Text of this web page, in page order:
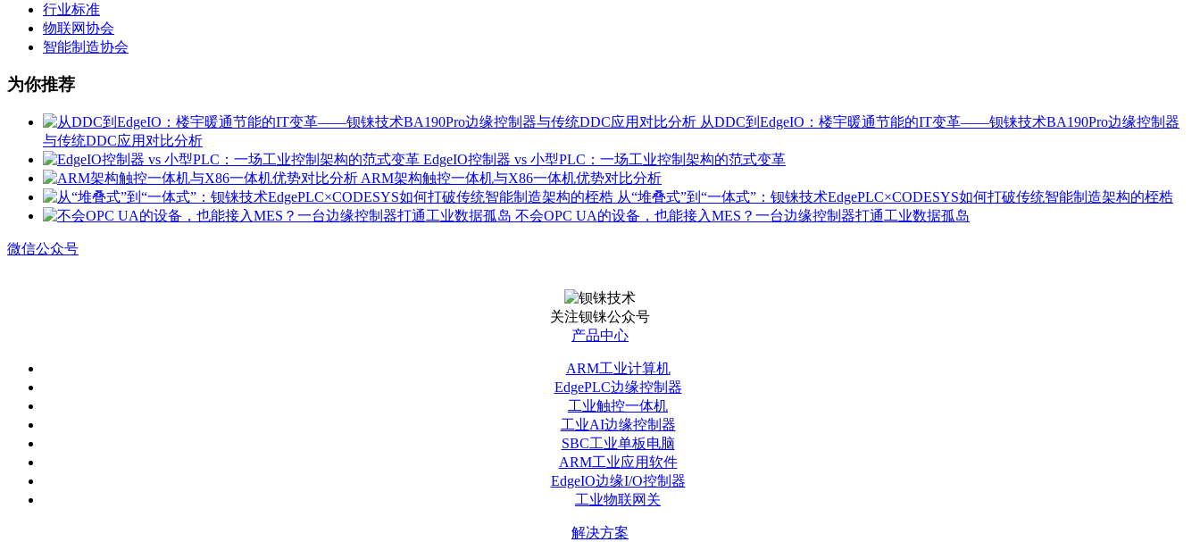
行业标准
物联网协会
智能制造协会
为你推荐
从DDC到EdgeIO：楼宇暖通节能的IT变革——钡铼技术BA190Pro边缘控制器
与传统DDC应用对比分析
EdgeIO控制器 vs 小型PLC：一场工业控制架构的范式变革
ARM架构触控一体机与X86一体机优势对比分析
从“堆叠式”到“一体式”：钡铼技术EdgePLC×CODESYS如何打破传统智能制造架构的桎梏
不会OPC UA的设备，也能接入MES？一台边缘控制器打通工业数据孤岛
微信公众号
关注钡铼公众号
产品中心
ARM工业计算机
EdgePLC边缘控制器
工业触控一体机
工业AI边缘控制器
SBC工业单板电脑
ARM工业应用软件
EdgeIO边缘I/O控制器
工业物联网关
解决方案